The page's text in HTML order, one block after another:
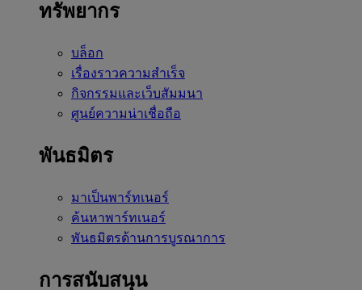
ทรัพยากร
บล็อก
เรื่องราวความสำเร็จ
กิจกรรมและเว็บสัมมนา
ศูนย์ความน่าเชื่อถือ
พันธมิตร
มาเป็นพาร์ทเนอร์
ค้นหาพาร์ทเนอร์
พันธมิตรด้านการบูรณาการ
การสนับสนุน